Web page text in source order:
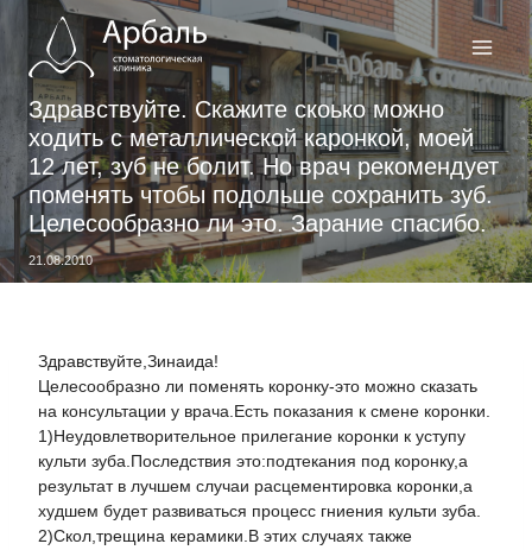
Перейти
содержимому
Здравствуйте. Скажите скоько можно
ходить с металлической каронкой, моей
12 лет, зуб не болит. Но врач рекомендует
поменять чтобы подольше сохранить зуб.
Целесообразно ли это. Зарание спасибо.
21.08.2010
Здравствуйте,Зинаида!
Целесообразно ли поменять коронку-это можно сказать
на консультации у врача.Есть показания к смене коронки.
1)Неудовлетворительное прилегание коронки к уступу
культи зуба.Последствия это:подтекания под коронку,а
результат в лучшем случаи расцементировка коронки,а
худшем будет развиваться процесс гниения культи зуба.
2)Скол,трещина керамики.В этих случаях также